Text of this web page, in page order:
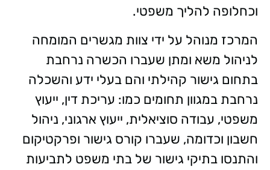
וכחלופה להליך משפטי.
המרכז מנוהל על ידי צוות מגשרים המומחה
לניהול משא ומתן שעברו הכשרה נרחבת
בתחום גישור קהילתי והם בעלי ידע והשכלה
נרחבת במגוון תחומים כמו: עריכת דין, ייעוץ
משפטי, עבודה סוציאלית, ייעוץ ארגוני, ניהול
חשבון וכדומה, שעברו קורס גישור ופרקטיקום
והתנסו בתיקי גישור של בתי משפט לתביעות